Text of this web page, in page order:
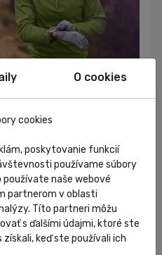
svetle
kancelárii, alebo
až nadránom,
slnečného svetla.
že slnečné svetlo
O cookies
cookies
poskytovanie funkcií
používame súbory
naše webové
partnerom v oblasti
Títo partneri môžu
s ďalšími údajmi, ktoré ste
keď ste používali ich